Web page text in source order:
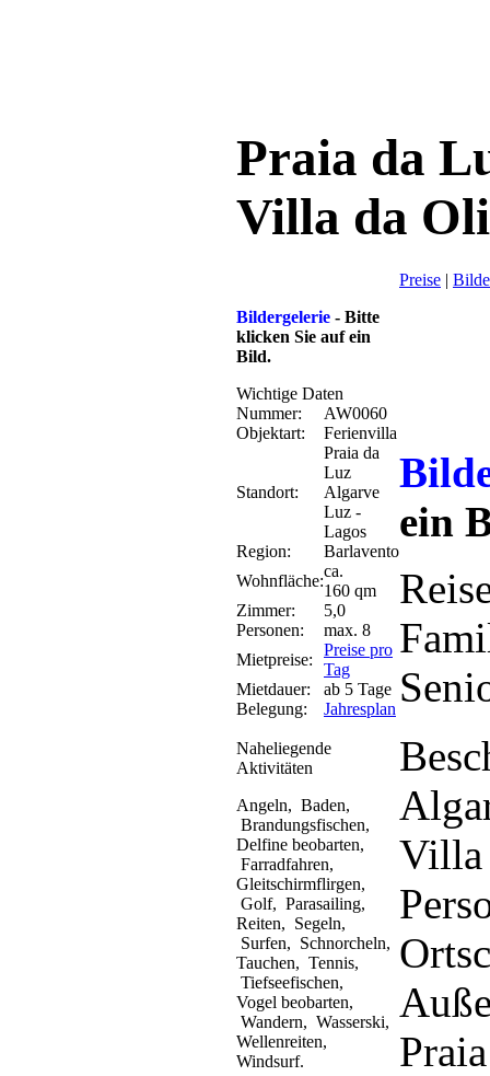
Praia da
Villa da
Bildergelerie - Bitte
klicken Sie auf ein
Bild.
Wichtige Daten
Nummer:
AW0060
Objektart:
Ferienvilla
Standort:
Praia da
Luz
Algarve
Luz -
Lagos
Region:
Barlavento
Wohnfläche:
ca.
160 qm
Zimmer:
5,0
Personen:
max. 8
Mietpreise:
Preise pro
Tag
Mietdauer:
ab 5 Tage
Belegung:
Jahresplan
Naheliegende
Aktivitäten
Angeln, Baden,
Brandungsfischen,
Delfine beobarten,
Farradfahren,
Gleitschirmflirgen,
Golf, Parasailing,
Reiten, Segeln,
Surfen, Schnorcheln,
Tauchen, Tennis,
Tiefseefischen,
Vogel beobarten,
Wandern, Wasserski,
Wellenreiten,
Windsurf.
Preise |
ein
Villa